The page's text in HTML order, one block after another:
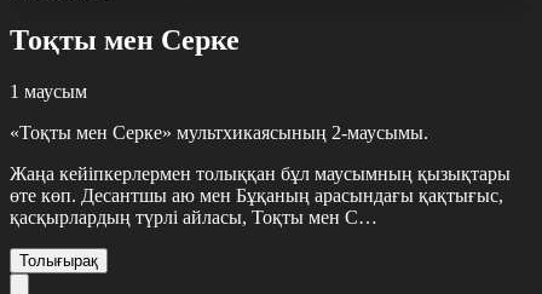
Тоқты мен Серке
1 маусым
«Тоқты мен Серке» мультхикаясының 2-маусымы.
Жаңа кейіпкерлермен толыққан бұл маусымның қызықтары
өте көп. Десантшы аю мен Бұқаның арасындағы қақтығыс,
қасқырлардың түрлі айласы, Тоқты мен С…
Толығырақ